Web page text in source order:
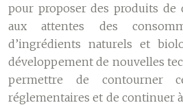
pour proposer des produits de
aux attentes des
d’ingrédients naturels et
développement de nouvelles
permettre de contourner
réglementaires et de continuer